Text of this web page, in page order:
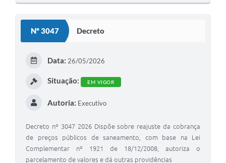
Nº 3047 Decreto
Data: 26/05/2026
Situação: EM VIGOR
Autoria: Executivo
Decreto nº 3047 2026 Dispõe sobre reajuste da cobrança
de preços públicos de saneamento, com base na Lei
Complementar nº 1921 de 18/12/2008, autoriza o
parcelamento de valores e dá outras providências